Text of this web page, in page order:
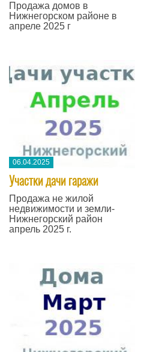
Продажа домов в
Нижнегорском районе в
апреле 2025 г
06.04.2025
Участки дачи гаражи
Продажа не жилой
недвижимости и земли-
Нижнегорский район
апрель 2025 г.